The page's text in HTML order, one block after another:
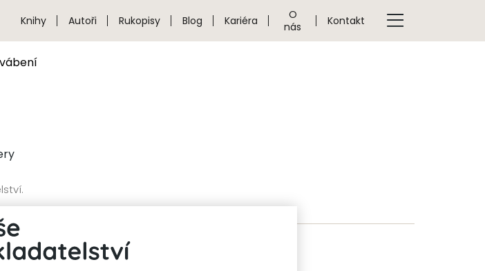
Knihy Autoři Rukopisy Blog Kariéra
O
nás
Kontakt